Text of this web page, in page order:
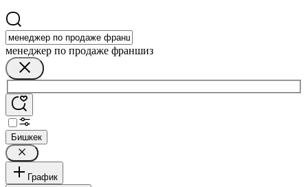
менеджер по продаже франшиз
Бишкек
График